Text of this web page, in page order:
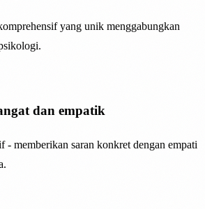
yang unik menggabungkan
dan empatik
- memberikan saran konkret dengan empati